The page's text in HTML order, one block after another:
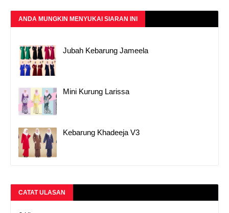
ANDA MUNGKIN MENYUKAI SIARAN INI
Jubah Kebarung Jameela
Mini Kurung Larissa
Kebarung Khadeeja V3
CATAT ULASAN